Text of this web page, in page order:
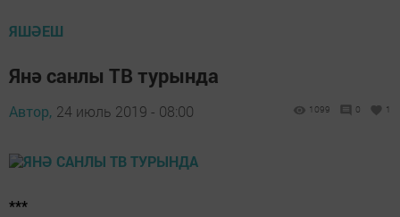
ЯШӘЕШ
Янә санлы ТВ турында
Автор, 24 июль 2019 - 08:00 1099 0 1
***